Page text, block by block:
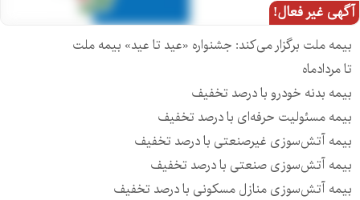
آگهی غیر فعال!
بیمه ملت برگزار می‌کند: جشنواره «عید تا عید» بیمه ملت
تا مردادماه
بیمه بدنه خودرو با درصد تخفیف
بیمه مسئولیت‌ حرفه‌ای با درصد تخفیف
بیمه آتش‌سوزی غیرصنعتی با درصد تخفیف
بیمه آتش‌سوزی صنعتی با درصد تخفیف
بیمه آتش‌سوزی منازل مسکونی با درصد تخفیف